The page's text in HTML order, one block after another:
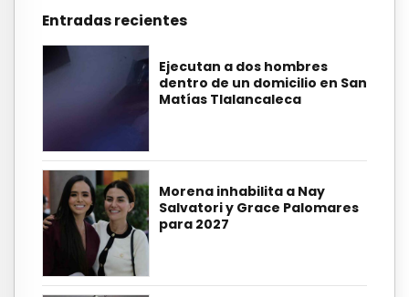
Entradas recientes
Ejecutan a dos hombres
dentro de un domicilio en San
Matías Tlalancaleca
Morena inhabilita a Nay
Salvatori y Grace Palomares
para 2027